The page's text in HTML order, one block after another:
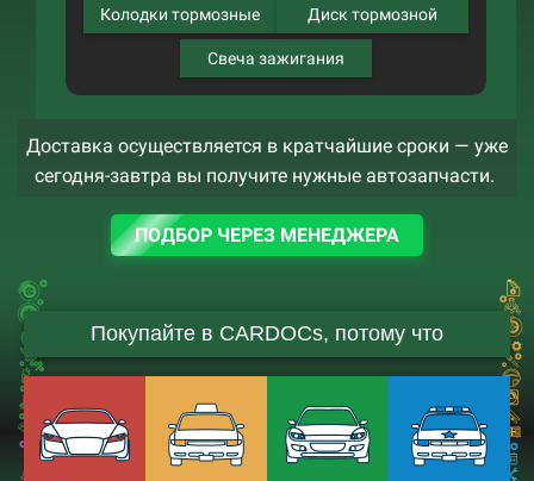
Колодки тормозные Диск тормозной
Свеча зажигания
Доставка осуществляется в кратчайшие сроки — уже
сегодня-завтра вы получите нужные автозапчасти.
ПОДБОР ЧЕРЕЗ МЕНЕДЖЕРА
Покупайте в CARDOCs, потому что